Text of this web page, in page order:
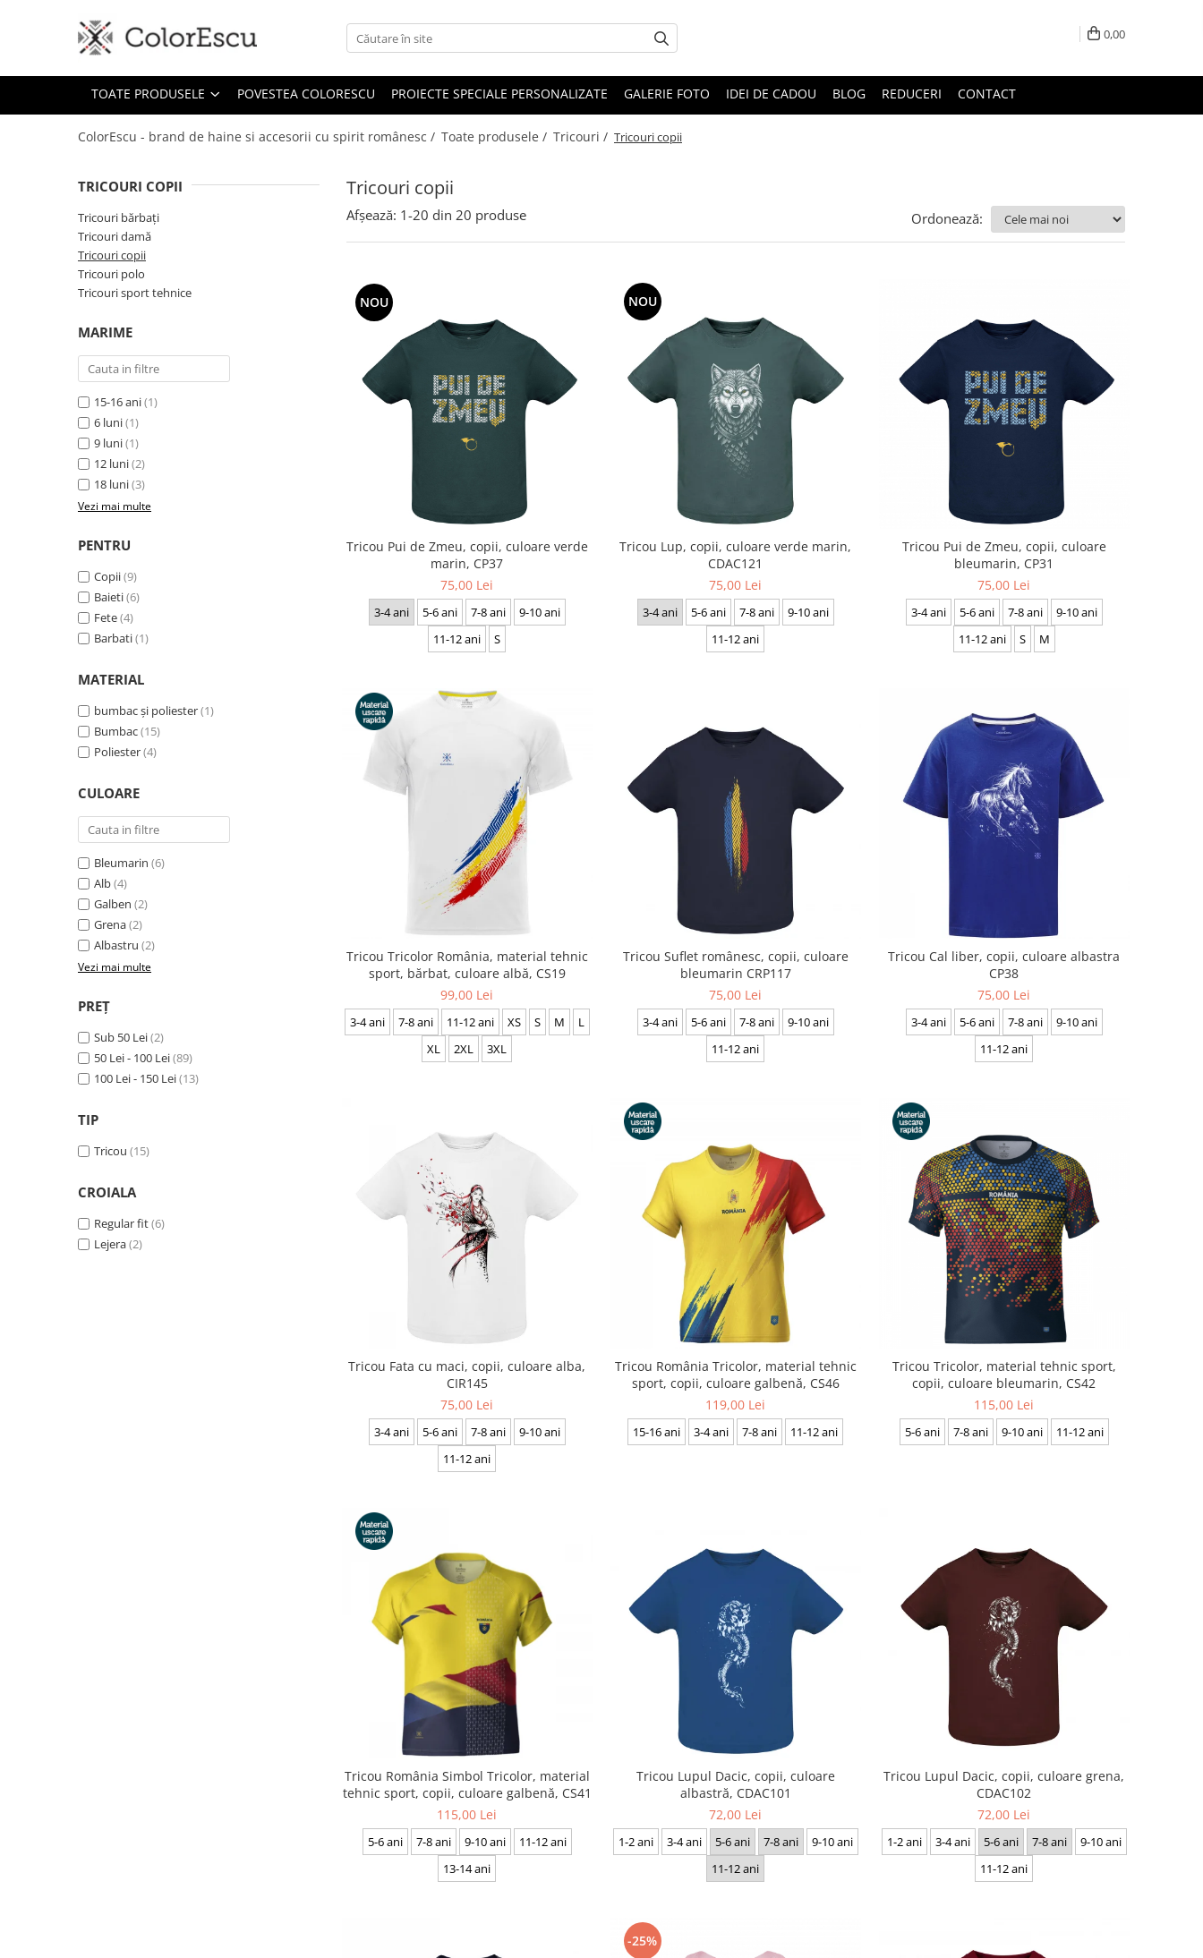
Toate produsele
Tricouri damă
Tricouri polo
Tricouri sport tehnice
Bluze si hanorace
Bluze si hanorace bărbați
Bluze si hanorace damă
Șepci și căciuli
Haine dacice
Simboluri tradiționale
Tricouri cu mesaje de bine
Tricouri de poveste
Carduri Cadou
Colecții speciale
Colecția Cucuteni Neamț
0,00
TOATE PRODUSELE POVESTEA COLORESCU PROIECTE SPECIALE PERSONALIZATE GALERIE FOTO IDEI DE CADOU BLOG REDUCERI CONTACT
ColorEscu - brand de haine si accesorii cu spirit românesc / Toate produsele / Tricouri / Tricouri copii
Tricouri copii
TRICOURI COPII
Tricouri bărbați
Tricouri damă
Tricouri copii
Tricouri polo
Tricouri sport tehnice
MARIME
15-16 ani(1)
6 luni(1)
9 luni(1)
12 luni(2)
18 luni(3)
Vezi mai multe
PENTRU
Copii(9)
Baieti(6)
Fete(4)
Barbati(1)
MATERIAL
bumbac și poliester(1)
Bumbac(15)
Poliester(4)
CULOARE
Bleumarin (6)
Alb(4)
Galben (2)
Grena(2)
Albastru (2)
Vezi mai multe
PREȚ
Sub 50 Lei(2)
50 Lei - 100 Lei(89)
100 Lei - 150 Lei(13)
TIP
Tricou (15)
CROIALA
Regular fit(6)
Lejera(2)
Afșează: 1-20 din 20 produse Ordonează:
NOU
Tricou Pui de Zmeu, copii, culoare verde
marin, CP37
75,00 Lei
3-4 ani 5-6 ani 7-8 ani
9-10 ani
11-12 ani
S
NOU
Tricou Lup, copii, culoare verde marin,
CDAC121
75,00 Lei
3-4 ani 5-6 ani 7-8 ani
9-10 ani
11-12 ani
Tricou Pui de Zmeu, copii, culoare
bleumarin, CP31
75,00 Lei
3-4 ani 5-6 ani 7-8 ani
9-10 ani
11-12 ani
S M
Tricou Tricolor România, material tehnic
sport, bărbat, culoare albă, CS19
99,00 Lei
3-4 ani 7-8 ani 11-12 ani XS S M
L
XL
2XL 3XL
Tricou Suflet românesc, copii, culoare
bleumarin CRP117
75,00 Lei
3-4 ani 5-6 ani 7-8 ani
9-10 ani
11-12 ani
Tricou Cal liber, copii, culoare albastra
CP38
75,00 Lei
3-4 ani 5-6 ani 7-8 ani
9-10 ani
11-12 ani
Tricou Fata cu maci, copii, culoare alba,
CIR145
75,00 Lei
3-4 ani 5-6 ani 7-8 ani
9-10 ani
11-12 ani
Tricou România Tricolor, material tehnic
sport, copii, culoare galbenă, CS46
119,00 Lei
15-16 ani 3-4 ani 7-8 ani 11-12 ani
Tricou Tricolor, material tehnic sport,
copii, culoare bleumarin, CS42
115,00 Lei
5-6 ani 7-8 ani 9-10 ani 11-12 ani
Tricou România Simbol Tricolor, material
tehnic sport, copii, culoare galbenă, CS41
115,00 Lei
5-6 ani 7-8 ani 9-10 ani
11-12 ani
13-14 ani
Tricou Lupul Dacic, copii, culoare
albastră, CDAC101
72,00 Lei
1-2 ani 3-4 ani 5-6 ani 7-8 ani
9-10 ani
11-12 ani
Tricou Lupul Dacic, copii, culoare grena,
CDAC102
72,00 Lei
1-2 ani 3-4 ani 5-6 ani 7-8 ani
9-10 ani
11-12 ani
-25%